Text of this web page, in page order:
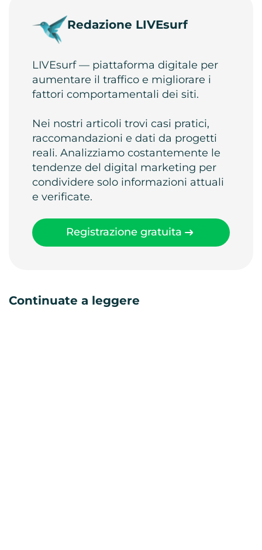
Redazione LIVEsurf
LIVEsurf — piattaforma digitale per
aumentare il traffico e migliorare i
fattori comportamentali dei siti.
Nei nostri articoli trovi casi pratici,
raccomandazioni e dati da progetti
reali. Analizziamo costantemente le
tendenze del digital marketing per
condividere solo informazioni attuali
e verificate.
Registrazione gratuita
Continuate a leggere